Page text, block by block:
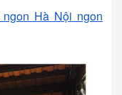
Hà Nội ngon